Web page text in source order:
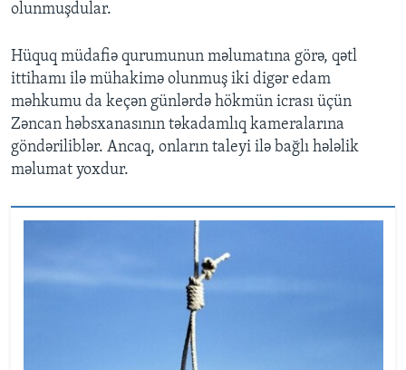
olunmuşdular.
Hüquq müdafiə qurumunun məlumatına görə, qətl
ittihamı ilə mühakimə olunmuş iki digər edam
məhkumu da keçən günlərdə hökmün icrası üçün
Zəncan həbsxanasının təkadamlıq kameralarına
göndəriliblər. Ancaq, onların taleyi ilə bağlı hələlik
məlumat yoxdur.